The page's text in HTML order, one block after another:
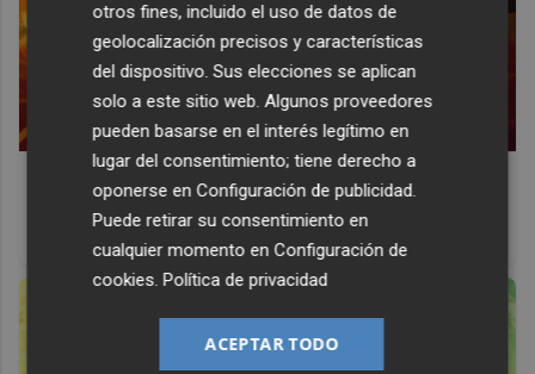
Corepunk MMORPG
Un verdadero MMORPG de la vieja escuela ¡Cómo los de
antes, pero mejor!
otros fines, incluido el uso de datos de
geolocalización precisos y características
del dispositivo. Sus elecciones se aplican
solo a este sitio web. Algunos proveedores
pueden basarse en el interés legítimo en
lugar del consentimiento; tiene derecho a
oponerse enConfiguración de publicidad.
Puede retirar su consentimiento en
cualquier momento enConfiguración de
cookies.Política de privacidad
ACEPTAR TODO